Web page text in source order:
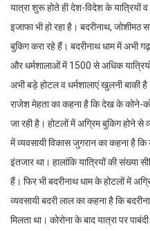
यात्रा शुरू होते ही देश-विदेश के यात्रियों
इजाफा भी हो रहा है। बदरीनाथ, जोशीमठ
बुकिग करा रहे हैं। बदरीनाथ धाम में अभी
और धर्मशालाओं में 1500 से अधिक
अभी बड़े होटल व धर्मशालाएं खुलनी बाकी
राजेश मेहता का कहना है कि देख के कोने-
जा रही है। होटलों में अग्रिम बुकिग होने से
में व्यवसायी विकास जुगरान का कहना है
इंतजार था। हालांकि यात्रियों की संख्या
हैं। फिर भी बदरीनाथ धाम के होटलों में
व्यवसायी बदरी लाल का कहना है कि
मिलता था। कोरोना के बाद यात्रा पर